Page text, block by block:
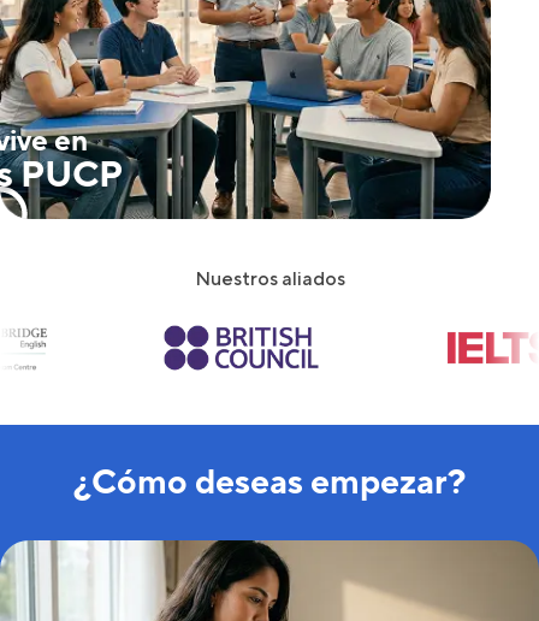
en
PUCP
Nuestros aliados
¿Cómo deseas empezar?